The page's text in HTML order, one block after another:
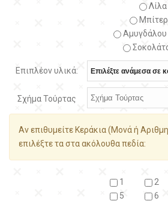
Αμυγδάλου
Επιπλέον υλικά:
Σχήμα Τούρτας
Αν επιθυμείτε Κεράκια (Μονά ή
επιλέξτε τα στα ακόλουθα πεδία:
1 2
5
6